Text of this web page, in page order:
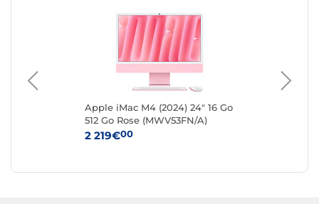
Apple iMac M4 (2024) 24" 16 Go
512 Go Rose (MWV53FN/A)
2 219€00